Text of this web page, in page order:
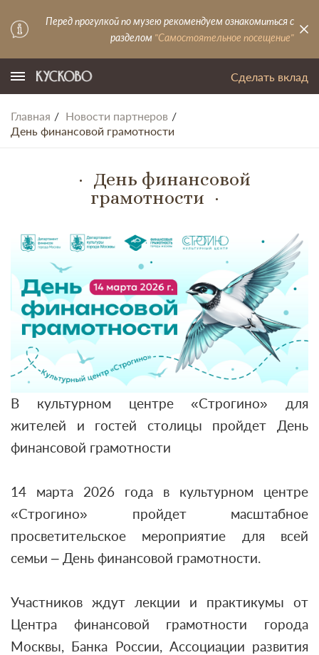
Перед прогулкой по музею рекомендуем ознакомиться с
разделом "Самостоятельное посещение"
Сделать вклад
Главная
Новости партнеров
День финансовой грамотности
День финансовой
грамотности
В культурном центре «Строгино» для
жителей и гостей столицы пройдет День
финансовой грамотности
14 марта 2026 года в культурном центре
«Строгино» пройдет масштабное
просветительское мероприятие для всей
семьи ‒ День финансовой грамотности.
Участников ждут лекции и практикумы от
Центра финансовой грамотности города
Москвы, Банка России, Ассоциации развития